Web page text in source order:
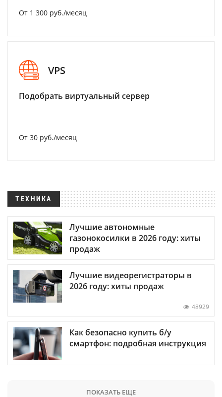
От 1 300 руб./месяц
VPS
Подобрать виртуальный сервер
От 30 руб./месяц
ТЕХНИКА
Лучшие автономные
газонокосилки в 2026 году: хиты
продаж
Лучшие видеорегистраторы в
2026 году: хиты продаж
48929
Как безопасно купить б/у
смартфон: подробная инструкция
ПОКАЗАТЬ ЕЩЕ